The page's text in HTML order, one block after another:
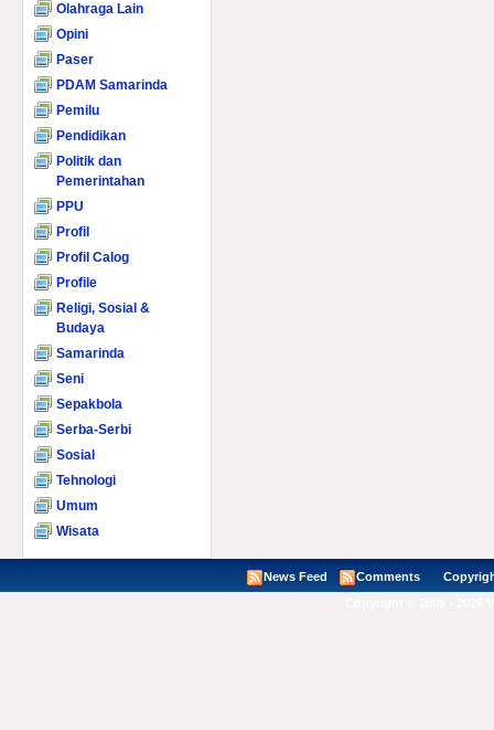
Olahraga Lain
Opini
Paser
PDAM Samarinda
Pemilu
Pendidikan
Politik dan
Pemerintahan
PPU
Profil
Profil Calog
Profile
Religi, Sosial &
Budaya
Samarinda
Seni
Sepakbola
Serba-Serbi
Sosial
Tehnologi
Umum
Wisata
News Feed Comments Copyright